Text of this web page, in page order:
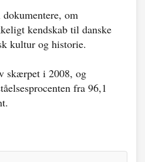
om
kendskab til danske
kultur og historie.
skærpet i 2008, og
fra 96,1